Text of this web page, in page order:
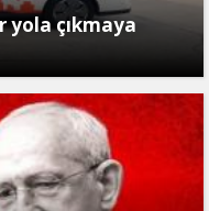
yola çıkmaya